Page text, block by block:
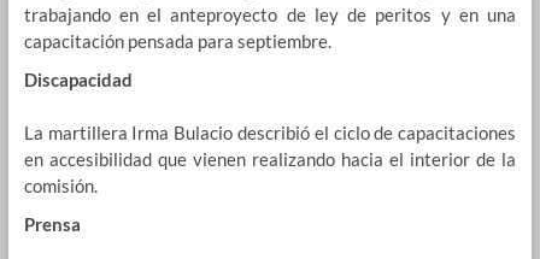
trabajando en el anteproyecto de ley de peritos y en una
capacitación pensada para septiembre.
Discapacidad
La martillera Irma Bulacio describió el ciclo de capacitaciones
en accesibilidad que vienen realizando hacia el interior de la
comisión.
Prensa